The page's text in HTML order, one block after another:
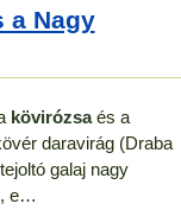
a Nagy
kövirózsaés a
daravirág (Draba
galaj nagy
e…